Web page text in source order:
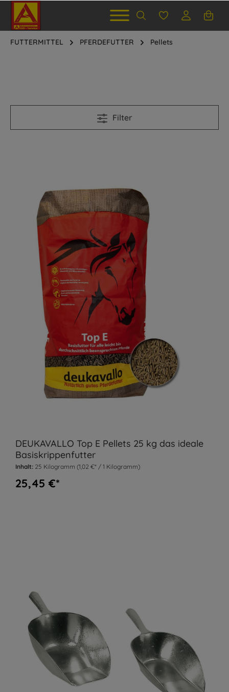
FUTTERMITTEL PFERDEFUTTER Pellets
Filter
DEUKAVALLO Top E Pellets 25 kg das ideale
Basiskrippenfutter
Inhalt: 25 Kilogramm (1,02 €* / 1 Kilogramm)
25,45 €*